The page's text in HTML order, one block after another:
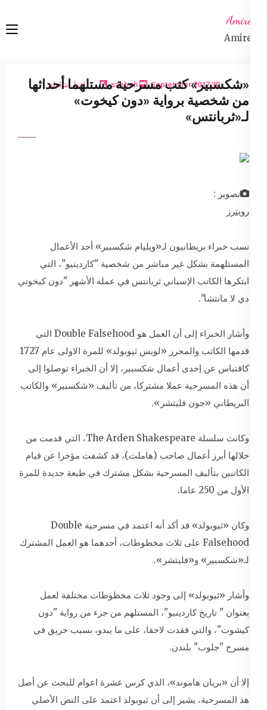
content
Amireta
Amireta
30 September 2017
sabbeh اخبار شاملة
«شكسبير» كتب مسرحية مستلهما أحداثها
من شخصية برواية «دون كيخوت»
لـ«ثربانتس»
تصوير :
رويترز
نسب خبراء بريطانيون لـ«ويليام شكسبير» أحد الأعمال
المستلهمة بشكل غير مباشر من شخصية "كاردينيو"، التي
ابتكرها الكاتب الإسباني ثربانتس في عمله الأشهر "دون كيخوتي
دي لا مانتشا".
وأشار الخبراء إلى أن العمل هو Double Falsehood التي
قدمها الكاتب والمحرر «لويس ثيوبولد» للمرة الاولى عام 1727
كاقتباس عن إحدى أعمال شكسبير، إلا أن الخبراء توصلوا إلى
أن هذه المسرحية عملا مشتركا، من تأليف «شكسبير» والكاتب
البريطاني «جون فليتشر».
وكانت سلسلة The Arden Shakespeare، التي قدمت من
خلالها أبرز أعمال صاحب (هاملت)، قد كشفت مؤخرا عن قيام
الكاتبين بتأليف المسرحية بشكل مشترك في طبعة جديدة للمرة
الأول من 250 عاما.
وكان «ثيوبولد» قد أكد أنه اعتمد في مسرحية Double
Falsehood على ثلاث مخطوطات، أحدهما هو العمل المشترك
لـ«شكسبير» و«فليتشر».
وأشار «ثيوبولد» إلى وجود ثلاث مخطوطات مختلفة لعمل
بعنوان " تاريخ كاردينيو"، المستلهم من جزء من رواية "دون
كيشوت"، والتي فقدت لاحقا، على ما يبدو، بسبب حريق في
مسرح "جلوب" بلندن.
إلا أن «بريان هاموند»، الذي كرس عشرة اعوام للبحث عن أصل
هذ المسرحية، يشير إلى أن ثيوبولد اعتمد على النص الأصلي